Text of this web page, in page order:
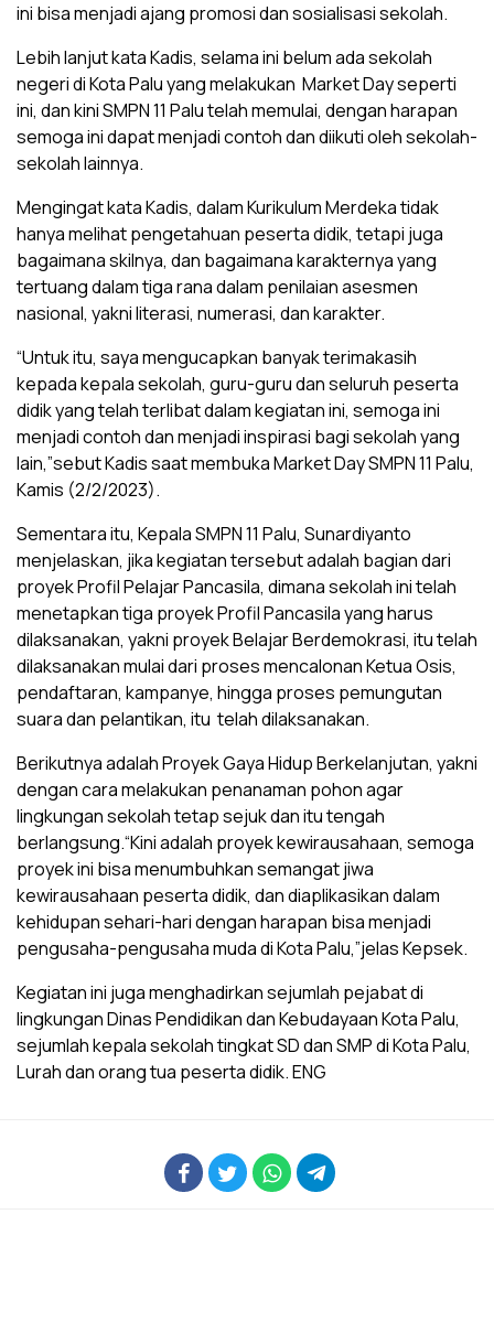
ini bisa menjadi ajang promosi dan sosialisasi sekolah.
Lebih lanjut kata Kadis, selama ini belum ada sekolah
negeri di Kota Palu yang melakukan Market Day seperti
ini, dan kini SMPN 11 Palu telah memulai, dengan harapan
semoga ini dapat menjadi contoh dan diikuti oleh sekolah-
sekolah lainnya.
Mengingat kata Kadis, dalam Kurikulum Merdeka tidak
hanya melihat pengetahuan peserta didik, tetapi juga
bagaimana skilnya, dan bagaimana karakternya yang
tertuang dalam tiga rana dalam penilaian asesmen
nasional, yakni literasi, numerasi, dan karakter.
“Untuk itu, saya mengucapkan banyak terimakasih
kepada kepala sekolah, guru-guru dan seluruh peserta
didik yang telah terlibat dalam kegiatan ini, semoga ini
menjadi contoh dan menjadi inspirasi bagi sekolah yang
lain,”sebut Kadis saat membuka Market Day SMPN 11 Palu,
Kamis (2/2/2023).
Sementara itu, Kepala SMPN 11 Palu, Sunardiyanto
menjelaskan, jika kegiatan tersebut adalah bagian dari
proyek Profil Pelajar Pancasila, dimana sekolah ini telah
menetapkan tiga proyek Profil Pancasila yang harus
dilaksanakan, yakni proyek Belajar Berdemokrasi, itu telah
dilaksanakan mulai dari proses mencalonan Ketua Osis,
pendaftaran, kampanye, hingga proses pemungutan
suara dan pelantikan, itu telah dilaksanakan.
Berikutnya adalah Proyek Gaya Hidup Berkelanjutan, yakni
dengan cara melakukan penanaman pohon agar
lingkungan sekolah tetap sejuk dan itu tengah
berlangsung.“Kini adalah proyek kewirausahaan, semoga
proyek ini bisa menumbuhkan semangat jiwa
kewirausahaan peserta didik, dan diaplikasikan dalam
kehidupan sehari-hari dengan harapan bisa menjadi
pengusaha-pengusaha muda di Kota Palu,”jelas Kepsek.
Kegiatan ini juga menghadirkan sejumlah pejabat di
lingkungan Dinas Pendidikan dan Kebudayaan Kota Palu,
sejumlah kepala sekolah tingkat SD dan SMP di Kota Palu,
Lurah dan orang tua peserta didik. ENG